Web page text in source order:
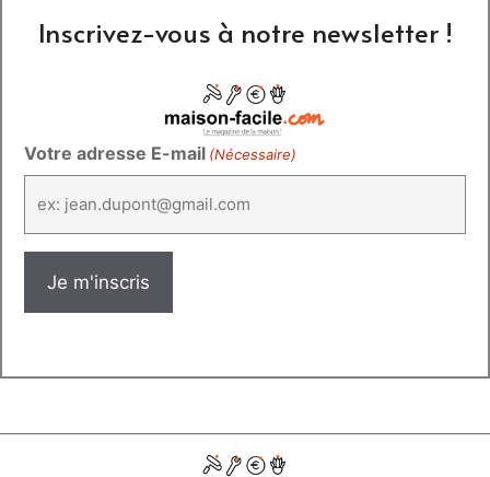
Inscrivez-vous à notre newsletter !
Votre adresse E-mail (Nécessaire)